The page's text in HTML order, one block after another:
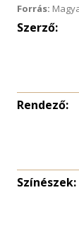
Forrás:
Szerző:
Rendező:
Színészek: